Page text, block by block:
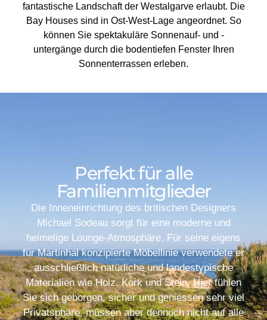
fantastische Landschaft der Westalgarve erlaubt. Die
Bay Houses sind in Ost-West-Lage angeordnet. So
können Sie spektakuläre Sonnenauf- und -
untergänge durch die bodentiefen Fenster Ihren
Sonnenterrassen erleben.
Perfekt für alle
Familienmitglieder
Die Inneneinrichtung des britischen Designers
Michael Sodeau sorgt für eine moderne und
heimelige Lounge-Atmosphäre. Für seine eigens
für Martinhal konzipierte Möbellinie verwendete er
ausschließlich natürliche und landestypische
Materialien wie Holz, Kork und Stein. Hier fühlen
Sie sich geborgen, sicher und geniessen sehr viel
Privatsphäre, müssen aber dennoch nicht auf alle